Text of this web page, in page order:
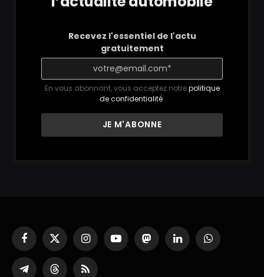
Recevez l'essentiel de l'actu
gratuitement
En vous abonnant, vous acceptez notrepolitique
de confidentialité.
Facebook
X
(Twitter)
InstagramYouTubeMastodonLinkedInWhatsApp
PartagerThreadsRSS